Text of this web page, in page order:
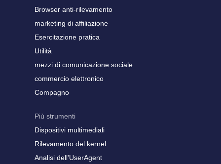
Browser anti-rilevamento
marketing di affiliazione
Esercitazione pratica
Utilità
mezzi di comunicazione sociale
commercio elettronico
Compagno
Più strumenti
Dispositivi multimediali
Rilevamento del kernel
Analisi dell'UserAgent